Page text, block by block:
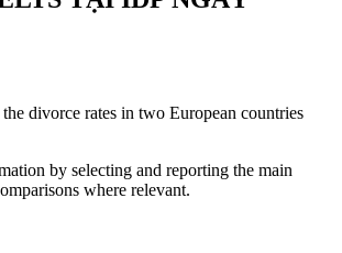
divorce rates in two European countries
by selecting and reporting the main
where relevant.